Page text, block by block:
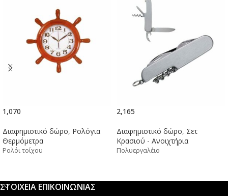
1,070
Διαφημιστικό δώρο, Ρολόγια
Θερμόμετρα
Ρολόι τοίχου
2,165
Διαφημιστικό δώρο, Σετ
Κρασιού - Ανοιχτήρια
Πολυεργαλέιο
ΣΤΟΙΧΕΙΑ ΕΠΙΚΟΙΝΩΝΙΑΣ